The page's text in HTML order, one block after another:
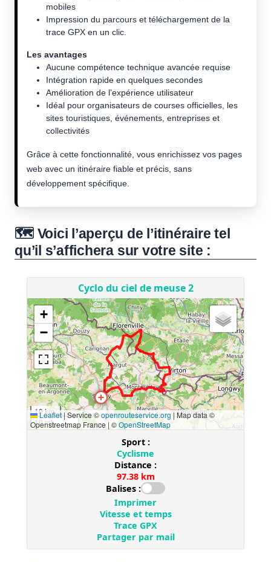
mobiles
Impression du parcours et téléchargement de la
trace GPX en un clic.
Les avantages
Aucune compétence technique avancée requise
Intégration rapide en quelques secondes
Amélioration de l’expérience utilisateur
Idéal pour organisateurs de courses officielles, les
sites touristiques, événements, entreprises et
collectivités
Grâce à cette fonctionnalité, vous enrichissez vos pages
web avec un itinéraire fiable et précis, sans
développement spécifique.
🗺️ Voici l’aperçu de l’itinéraire tel
qu’il s’affichera sur votre site :